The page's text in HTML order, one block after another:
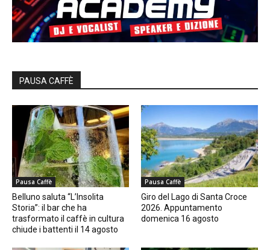
PAUSA CAFFÈ
Pausa Caffè
Belluno saluta “L’Insolita
Storia”: il bar che ha
trasformato il caffè in cultura
chiude i battenti il 14 agosto
Pausa Caffè
Giro del Lago di Santa Croce
2026. Appuntamento
domenica 16 agosto